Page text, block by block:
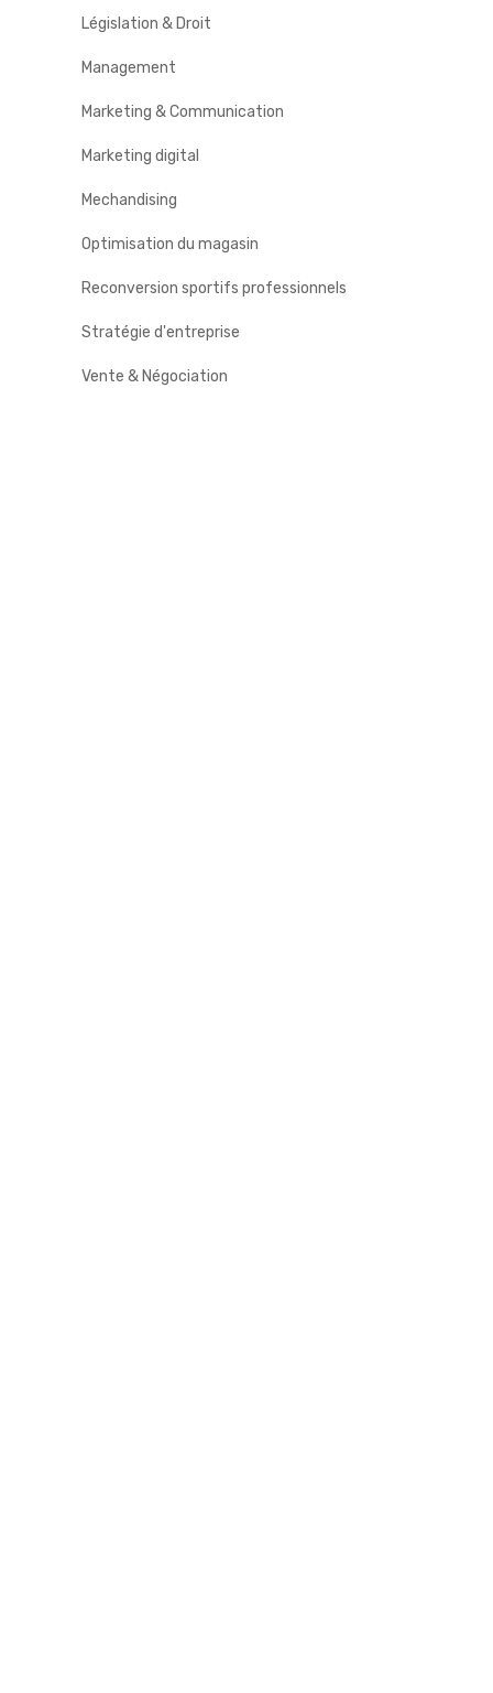
Législation & Droit
Management
Marketing & Communication
Marketing digital
Mechandising
Optimisation du magasin
Reconversion sportifs professionnels
Stratégie d'entreprise
Vente & Négociation